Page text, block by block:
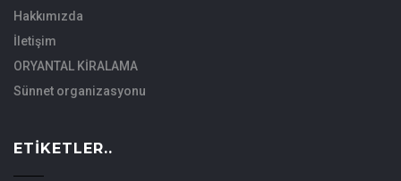
Hakkımızda
İletişim
ORYANTAL KİRALAMA
Sünnet organizasyonu
ETIKETLER..